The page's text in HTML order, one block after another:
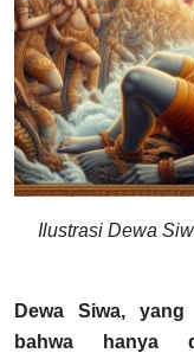
Ilustrasi Dewa
Dewa Siwa,
bahwa hanya